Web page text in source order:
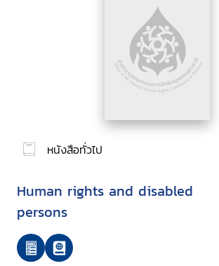
หนังสือทั่วไป
Human rights and disabled
persons